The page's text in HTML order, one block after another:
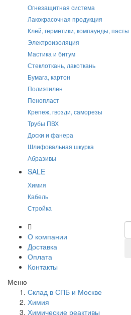
Огнезащитная система
Лакокрасочная продукция
Клей, герметики, компаунды, пасты
Электроизоляция
Мастика и битум
Стеклоткань, лакоткань
Бумага, картон
Полиэтилен
Пенопласт
Крепеж, гвозди, саморезы
Трубы ПВХ
Доски и фанера
Шлифовальная шкурка
Абразивы
SALE
Химия
Кабель
Стройка
О компании
Доставка
Оплата
Контакты
Меню
Склад в СПБ и Москве
Химия
Химические реактивы